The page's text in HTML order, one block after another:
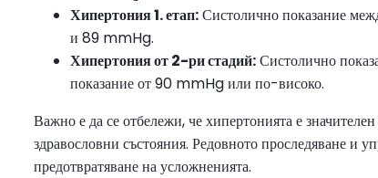
Хипертония 1. етап:Систолично показание
и 89 mmHg.
Хипертония от 2-ри стадий:Систолично
показание от 90 mmHg или по-високо.
Важно е да се отбележи, че хипертонията е
здравословни състояния. Редовното проследяване и
предотвратяване на усложненията.